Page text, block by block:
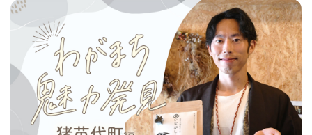
和食 わんぱく 福島ローカルグル
メ
温泉 体験 名所
フィットネス・や
せたい
鍼灸・整体・リラ
クゼーション
まつ毛サロン
インテリア 食品・酒 生活を彩るモノ
趣味・スキルアッ
プ
保育園・こども園 子どもの習い事・
塾